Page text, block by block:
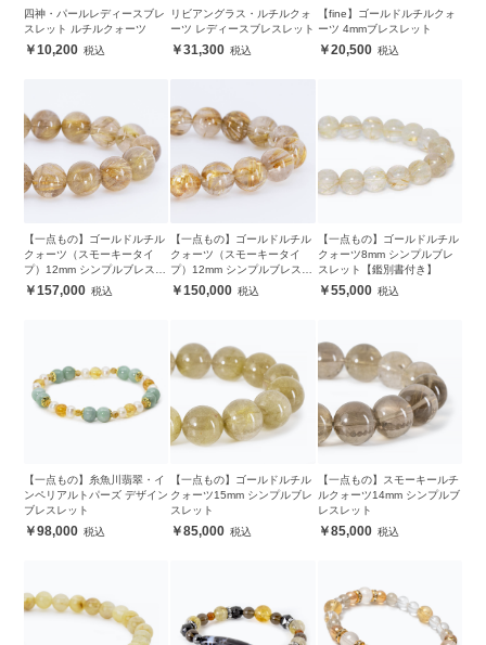
四神・パールレディースブレ
スレット ルチルクォーツ
10,200
リビアングラス・ルチルクォ
ーツ レディースブレスレット
31,300
【fine】ゴールドルチルクォ
ーツ 4mmブレスレット
20,500
【一点もの】ゴールドルチル
クォーツ（スモーキータイ
プ）12mm シンプルブレスレ
ット【鑑別書付き】
157,000
【一点もの】ゴールドルチル
クォーツ（スモーキータイ
プ）12mm シンプルブレスレ
ット【鑑別書付き】
150,000
【一点もの】ゴールドルチル
クォーツ8mm シンプルブレ
スレット【鑑別書付き】
55,000
【一点もの】糸魚川翡翠・イ
ンペリアルトパーズ デザイン
ブレスレット
98,000
【一点もの】ゴールドルチル
クォーツ15mm シンプルブレ
スレット
85,000
【一点もの】スモーキールチ
ルクォーツ14mm シンプルブ
レスレット
85,000